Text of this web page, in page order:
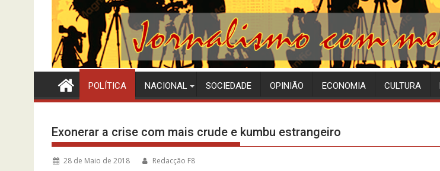
POLÍTICA NACIONAL SOCIEDADE OPINIÃO ECONOMIA CULTURA
Exonerar a crise com mais crude e kumbu estrangeiro
28 de Maio de 2018 Redacção F8